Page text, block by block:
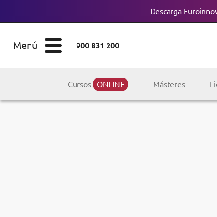
Descarga
Menú 900 831 200
ESTUDIOS
Licenciaturas
Doctorados
Cursos ONLINE Másteres